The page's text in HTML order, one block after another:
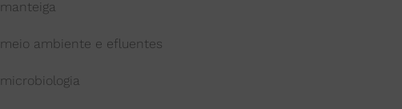
manteiga
meio ambiente e efluentes
microbiologia